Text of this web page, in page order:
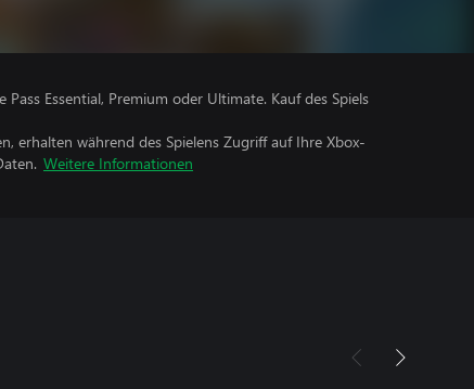
Essential, Premium oder Ultimate. Kauf des Spiels
erhalten während des Spielens Zugriff auf Ihre Xbox-
Weitere Informationen